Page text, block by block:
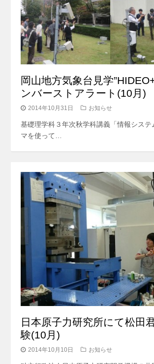
岡山地方気象台見学
ンバーストアラート(10月)
2014年10月31日 お知らせ
基礎理学科３年次秋学科講義「情報システ
マを使って…
日本原子力研究所にて松田
験(10月)
2014年10月10日 お知らせ